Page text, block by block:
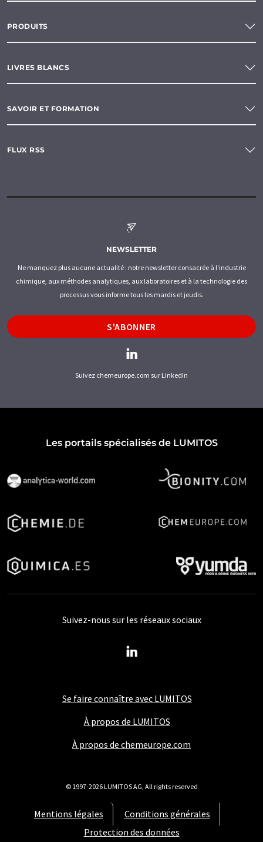
PRODUITS
LIVRES BLANCS
SAVOIR ET FORMATION
FLUX RSS
NEWSLETTER
Ne manquez plus aucune actualité : notre newsletter consacrée à l'industrie
chimique, aux méthodes analytiques, aux laboratoires et à la technologie des
processus vous informe tous les mardis et jeudis.
S'ABONNER
Suivez chemeurope.com sur LinkedIn
Les portails spécialisés de LUMITOS
Se faire connaître avec LUMITOS
À propos de LUMITOS
À propos de chemeurope.com
Mentions légales
Conditions générales
Protection des données
Suivez-nous sur les réseaux sociaux
© 1997-2026 LUMITOS AG, All rights reserved